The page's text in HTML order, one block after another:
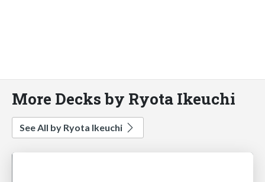
More Decks by Ryota Ikeuchi
See All by Ryota Ikeuchi